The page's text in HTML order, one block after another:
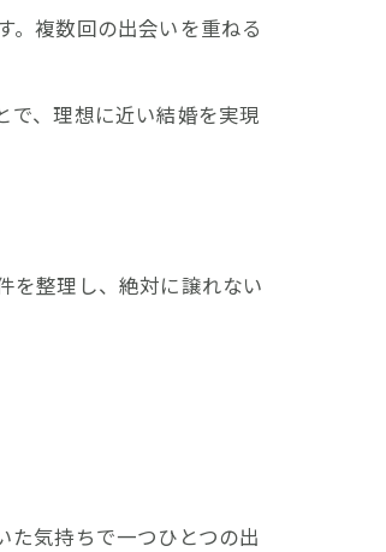
。複数回の出会いを重ねる
で、理想に近い結婚を実現
を整理し、絶対に譲れない
た気持ちで一つひとつの出